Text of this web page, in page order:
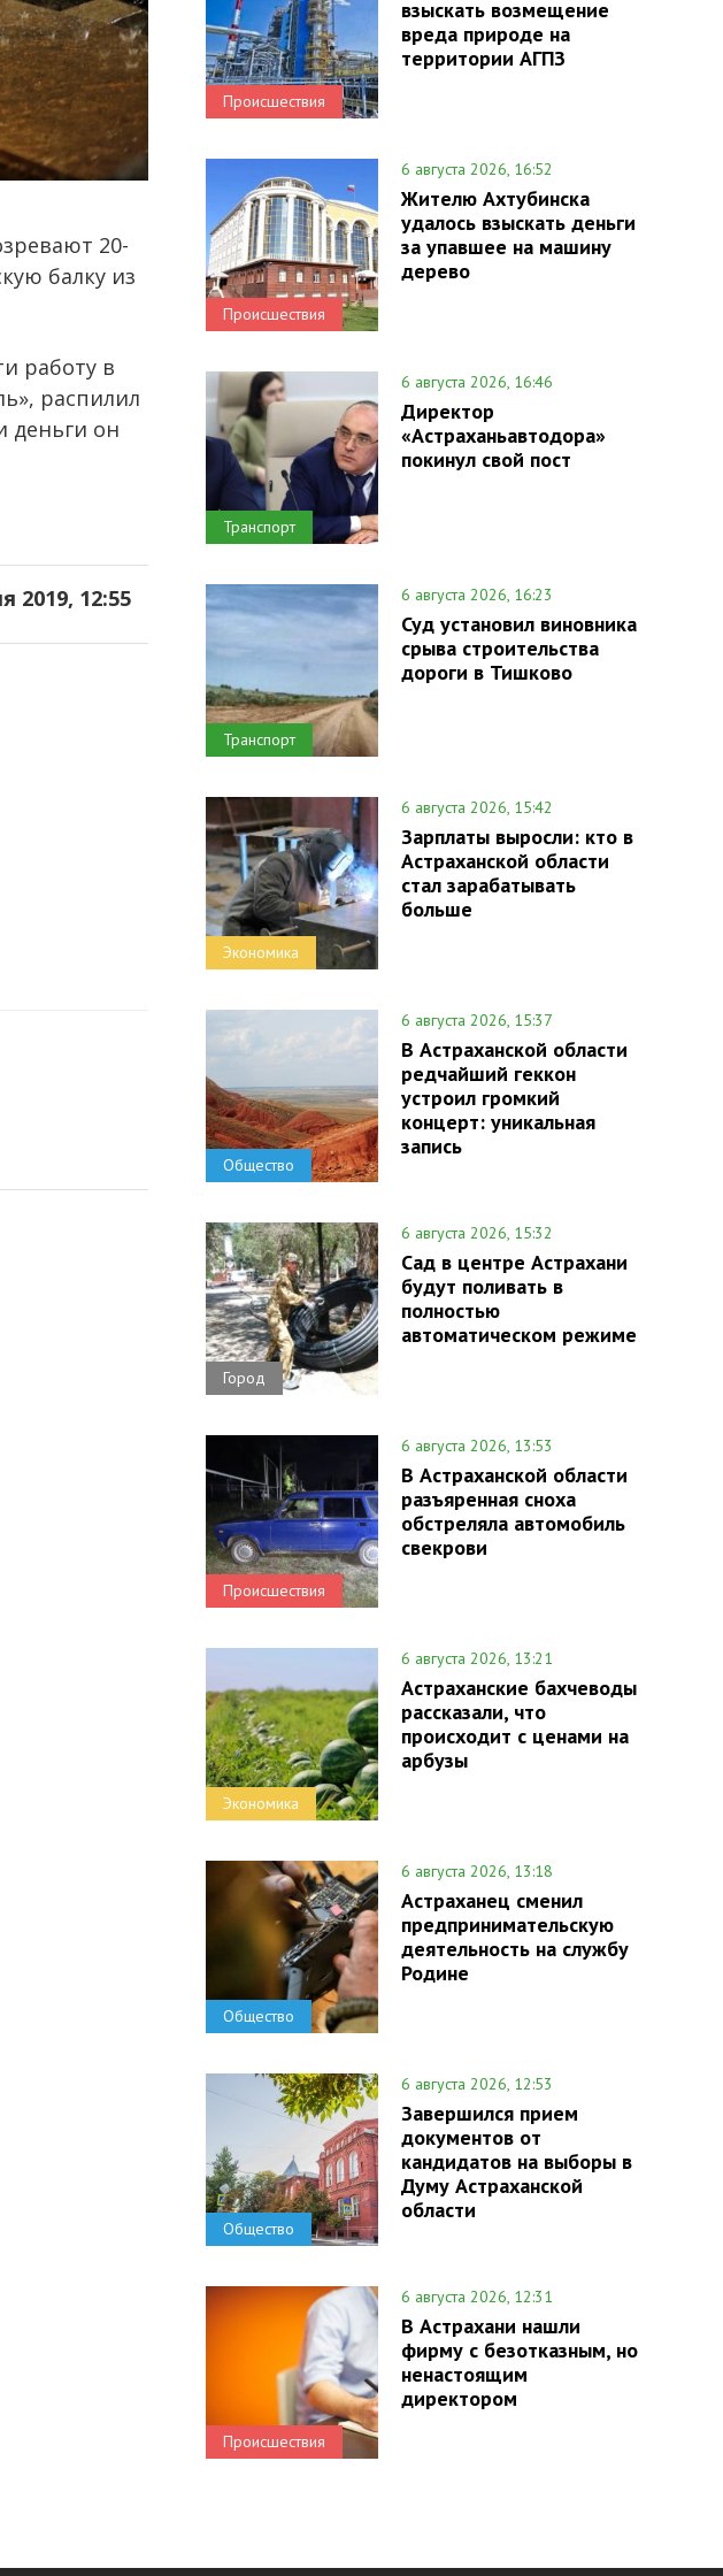
20-
балку из
работу в
распилил
деньги он
2019, 12:55
Происшествия
взыскать возмещение
вреда природе на
территории АГПЗ
Происшествия
6 августа 2026, 16:52
Жителю Ахтубинска
удалось взыскать деньги
за упавшее на машину
дерево
Транспорт
6 августа 2026, 16:46
Директор
«Астраханьавтодора»
покинул свой пост
Транспорт
6 августа 2026, 16:23
Суд установил виновника
срыва строительства
дороги в Тишково
Экономика
6 августа 2026, 15:42
Зарплаты выросли: кто в
Астраханской области
стал зарабатывать
больше
Общество
6 августа 2026, 15:37
В Астраханской области
редчайший геккон
устроил громкий
концерт: уникальная
запись
Город
6 августа 2026, 15:32
Сад в центре Астрахани
будут поливать в
полностью
автоматическом режиме
Происшествия
6 августа 2026, 13:53
В Астраханской области
разъяренная сноха
обстреляла автомобиль
свекрови
Экономика
6 августа 2026, 13:21
Астраханские бахчеводы
рассказали, что
происходит с ценами на
арбузы
Общество
6 августа 2026, 13:18
Астраханец сменил
предпринимательскую
деятельность на службу
Родине
Общество
6 августа 2026, 12:53
Завершился прием
документов от
кандидатов на выборы в
Думу Астраханской
области
Происшествия
6 августа 2026, 12:31
В Астрахани нашли
фирму с безотказным, но
ненастоящим
директором